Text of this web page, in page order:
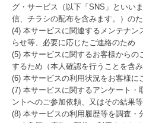
グ・サービス（以下「SNS」といい
信、チラシの配布を含みます。）の
(4) 本サービスに関連するメンテナン
らせ等、必要に応じたご連絡のため
(5) 本サービスに関するお客様からの
するため（本人確認を行うことを含み
(6) 本サービスの利用状況をお客様に
(7) 本サービスに関するアンケート・
ントへのご参加依頼、又はその結果
(8) 本サービスの利用履歴等を調査・